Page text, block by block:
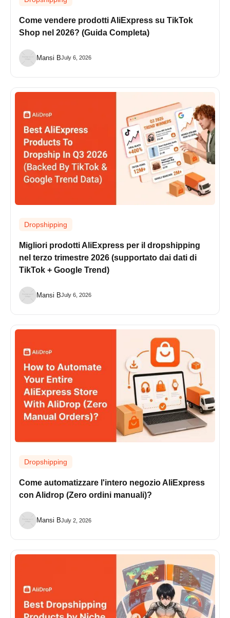
Come vendere prodotti AliExpress su TikTok
Shop nel 2026? (Guida Completa)
Mansi BJuly 6, 2026
Dropshipping
Migliori prodotti AliExpress per il dropshipping
nel terzo trimestre 2026 (supportato dai dati di
TikTok + Google Trend)
Mansi BJuly 6, 2026
Dropshipping
Come automatizzare l'intero negozio AliExpress
con Alidrop (Zero ordini manuali)?
Mansi BJuly 2, 2026